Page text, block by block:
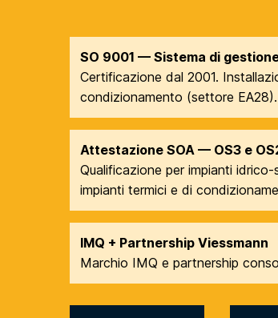
SO 9001 — Sistema di
Certificazione dal 2001.
condizionamento (settore EA28).
Attestazione SOA — OS3 e
Qualificazione per impianti
impianti termici e di
IMQ + Partnership Viessmann
Marchio IMQ e partnership